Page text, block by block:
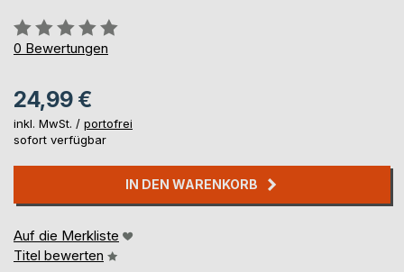
Bewertung::
0%
0 Bewertungen
24,99 €
inkl. MwSt. / portofrei
sofort verfügbar
IN DEN WARENKORB
Auf die Merkliste
Titel bewerten